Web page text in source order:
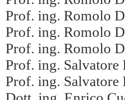
Prof. ing. Romolo
Prof. ing. Romolo
Prof. ing. Romolo
Prof. ing. Salvatore
Prof. ing. Salvatore